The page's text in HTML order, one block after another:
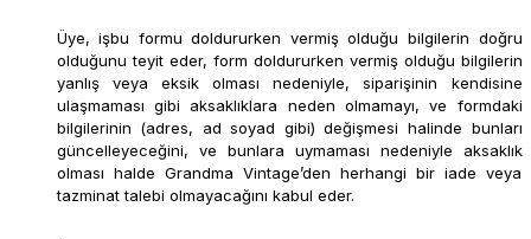
Üye, işbu formu doldururken vermiş olduğu bilgilerin doğru
olduğunu teyit eder, form doldururken vermiş olduğu bilgilerin
yanlış veya eksik olması nedeniyle, siparişinin kendisine
ulaşmaması gibi aksaklıklara neden olmamayı, ve formdaki
bilgilerinin (adres, ad soyad gibi) değişmesi halinde bunları
güncelleyeceğini, ve bunlara uymaması nedeniyle aksaklık
olması halde Grandma Vintage’den herhangi bir iade veya
tazminat talebi olmayacağını kabul eder.